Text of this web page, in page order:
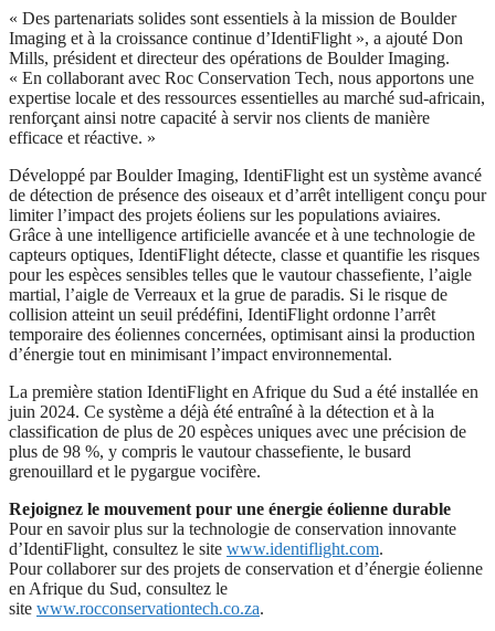
« Des partenariats solides sont essentiels à la mission de Boulder
Imaging et à la croissance continue d’IdentiFlight », a ajouté Don
Mills, président et directeur des opérations de Boulder Imaging.
« En collaborant avec Roc Conservation Tech, nous apportons une
expertise locale et des ressources essentielles au marché sud-africain,
renforçant ainsi notre capacité à servir nos clients de manière
efficace et réactive. »
Développé par Boulder Imaging, IdentiFlight est un système avancé
de détection de présence des oiseaux et d’arrêt intelligent conçu pour
limiter l’impact des projets éoliens sur les populations aviaires.
Grâce à une intelligence artificielle avancée et à une technologie de
capteurs optiques, IdentiFlight détecte, classe et quantifie les risques
pour les espèces sensibles telles que le vautour chassefiente, l’aigle
martial, l’aigle de Verreaux et la grue de paradis. Si le risque de
collision atteint un seuil prédéfini, IdentiFlight ordonne l’arrêt
temporaire des éoliennes concernées, optimisant ainsi la production
d’énergie tout en minimisant l’impact environnemental.
La première station IdentiFlight en Afrique du Sud a été installée en
juin 2024. Ce système a déjà été entraîné à la détection et à la
classification de plus de 20 espèces uniques avec une précision de
plus de 98 %, y compris le vautour chassefiente, le busard
grenouillard et le pygargue vocifère.
Rejoignez le mouvement pour une énergie éolienne durable
Pour en savoir plus sur la technologie de conservation innovante
d’IdentiFlight, consultez le site www.identiflight.com.
Pour collaborer sur des projets de conservation et d’énergie éolienne
en Afrique du Sud, consultez le
site www.rocconservationtech.co.za.